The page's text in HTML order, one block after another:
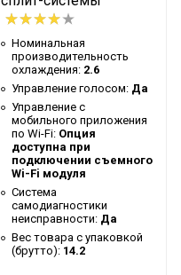
Да
16.7
Белый
Гарантийный талон
0.26
100
Номинальная
производительность
охлаждения: 2.6
Управление голосом: Да
Управление c
мобильного приложения
по Wi-Fi: Опция
доступна при
подключении съемного
Wi-Fi модуля
Система
самодиагностики
неисправности: Да
Вес товара с упаковкой
(брутто): 14.2